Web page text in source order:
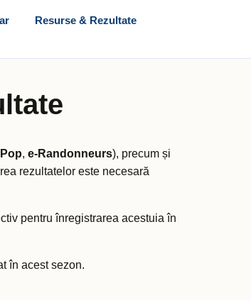
Resurse & Rezultate
, e-Randonneurs), precum și
rezultatelor este necesară
pentru înregistrarea acestuia în
în acest sezon.